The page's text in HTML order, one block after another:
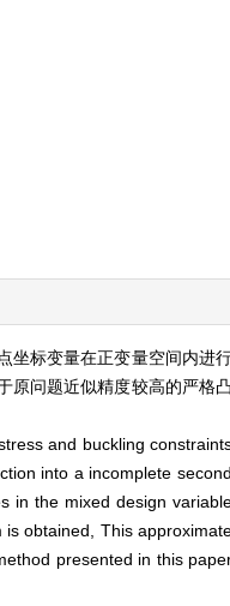
坐标变量在正变量空间内进
原问题近似精度较高的严格凸
and buckling
into a incomplete second
in the mixed design
obtained, This
presented in this